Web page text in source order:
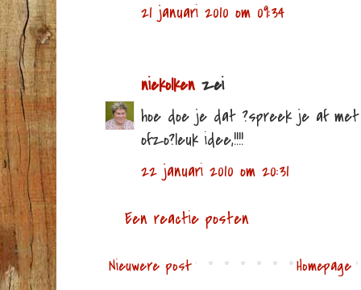
21 januari 2010 om 09:34
niekolken zei
hoe doe je dat ?spreek je af
ofzo?leuk idee,!!!!
22 januari 2010 om 20:31
Een reactie posten
Nieuwere post Homepage